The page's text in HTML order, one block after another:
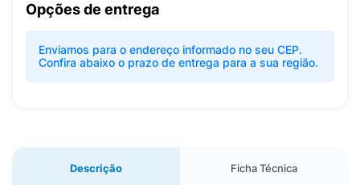
Opções de entrega
Enviamos para o endereço informado no seu CEP.
Confira abaixo o prazo de entrega para a sua região.
Descrição Ficha Técnica